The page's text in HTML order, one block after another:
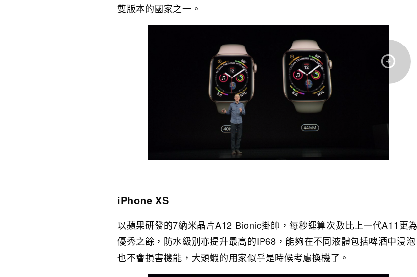
雙版本的國家之一。
iPhone XS
以蘋果研發的7納米晶片A12 Bionic掛帥，每秒運算次數比上一代A11更為
優秀之餘，防水級別亦提升最高的IP68，能夠在不同液體包括啤酒中浸泡
也不會損害機能，大頭蝦的用家似乎是時候考慮換機了。